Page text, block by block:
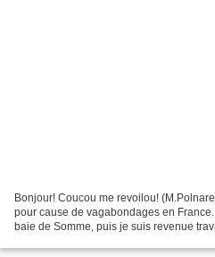
Bonjour! Coucou me revoilou!
pour cause de vagabondages en
baie de Somme, puis je suis revenue